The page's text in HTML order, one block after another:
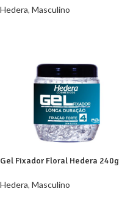
Hedera, Masculino
Gel Fixador Floral Hedera 240g
Hedera, Masculino